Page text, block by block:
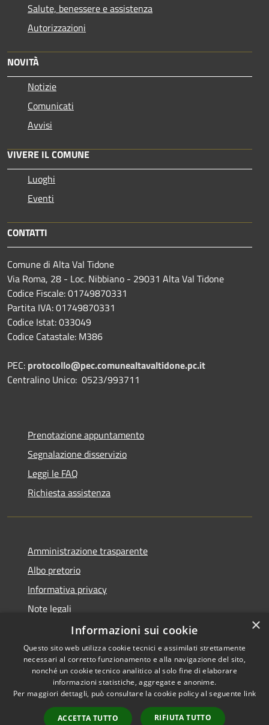
Salute, benessere e assistenza
Autorizzazioni
NOVITÀ
Notizie
Comunicati
Avvisi
VIVERE IL COMUNE
Luoghi
Eventi
CONTATTI
Comune di Alta Val Tidone
Via Roma, 28 - Loc. Nibbiano - 29031 Alta Val Tidone
Codice Fiscale: 01749870331
Partita IVA: 01749870331
Codice Istat: 033049
Codice Catastale: M386
PEC: protocollo@pec.comunealtavaltidone.pc.it
Centralino Unico: 0523/993711
Prenotazione appuntamento
Segnalazione disservizio
Leggi le FAQ
Richiesta assistenza
Amministrazione trasparente
Albo pretorio
Informativa privacy
Note legali
Dichiarazione di accessibilità
RSS
Accessibilità
Copyright © 2026 • Comune di
Municipium•
Accesso
×
Informazioni sui cookie
Questo sito web utilizza cookie tecnici e assimilati strettamente
necessari al corretto funzionamento e alla navigazione del sito,
nonché un cookie tecnico analitico al solo fine di elaborare
informazioni statistiche, aggregate e anonime.
Per maggiori dettagli, può consultare la cookie policy al seguente link
ACCETTA TUTTO RIFIUTA TUTTO